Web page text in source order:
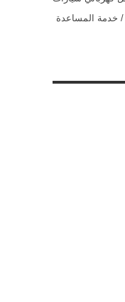
ونش المنطقة الرابعة / 65557275 / خدمة المساعدة